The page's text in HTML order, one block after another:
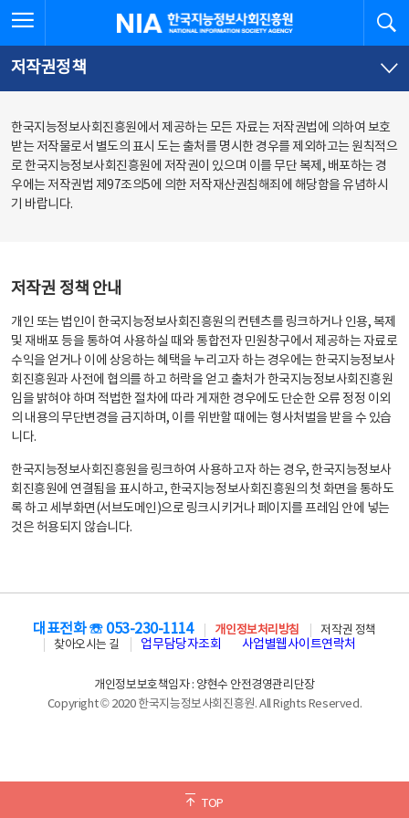
문
로
가
체
뉴
바
가
한국지능정보사회진흥원
저작권정책
한국지능정보사회진흥원에서 제공하는 모든 자료는 저작권법에 의하여 보호
받는 저작물로서 별도의 표시 도는 출처를 명시한 경우를 제외하고는 원칙적으
로 한국지능정보사회진흥원에 저작권이 있으며 이를 무단 복제, 배포하는 경
우에는 저작권법 제97조의5에 의한 저작재산권침해죄에 해당함을 유념하시
기 바랍니다.
저작권 정책 안내
개인 또는 법인이 한국지능정보사회진흥원의 컨텐츠를 링크하거나 인용, 복제
및 재배포 등을 통하여 사용하실 때와 통합전자 민원창구에서 제공하는 자료로
수익을 얻거나 이에 상응하는 혜택을 누리고자 하는 경우에는 한국지능정보사
회진흥원과 사전에 협의를 하고 허락을 얻고 출처가 한국지능정보사회진흥원
임을 밝혀야 하며 적법한 절차에 따라 게재한 경우에도 단순한 오류 정정 이외
의 내용의 무단변경을 금지하며, 이를 위반할 때에는 형사처벌을 받을 수 있습
니다.
한국지능정보사회진흥원을 링크하여 사용하고자 하는 경우, 한국지능정보사
회진흥원에 연결됨을 표시하고, 한국지능정보사회진흥원의 첫 화면을 통하도
록 하고 세부화면(서브도메인)으로 링크시키거나 페이지를 프레임 안에 넣는
것은 허용되지 않습니다.
TOP
대표전화 ☏ 053-230-1114 개인정보처리방침
저작권 정책
찾아오시는 길
업무담당자조회 사업별웹사이트연락처
개인정보보호책임자 : 양현수 안전경영관리단장
Copyright © 2020 한국지능정보사회진흥원. All Rights Reserved.